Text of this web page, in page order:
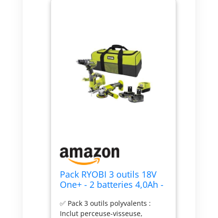
Pack RYOBI 3 outils 18V
One+ - 2 batteries 4,0Ah -
RCK183A-242SL
✅ Pack 3 outils polyvalents :
Inclut perceuse-visseuse,